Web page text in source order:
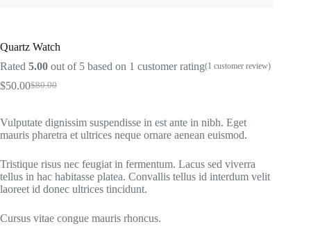
Quartz Watch
Rated 5.00 out of 5 based on 1 customer rating(1 customer review)
$80.00
Original
$80.00.
$50.00Current
$50.00.
Vulputate dignissim suspendisse in est ante in nibh. Eget
mauris pharetra et ultrices neque ornare aenean euismod.
Tristique risus nec feugiat in fermentum. Lacus sed viverra
tellus in hac habitasse platea. Convallis tellus id interdum velit
laoreet id donec ultrices tincidunt.
Cursus vitae congue mauris rhoncus.